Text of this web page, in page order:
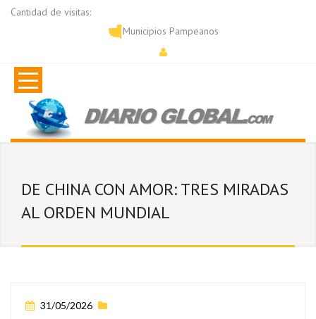
Cantidad de visitas:
Municipios Pampeanos
DE CHINA CON AMOR: TRES MIRADAS
AL ORDEN MUNDIAL
31/05/2026